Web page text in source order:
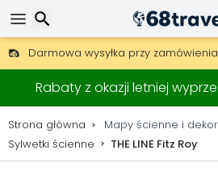
Darmowa wysyłka przy
30 dni na zwrot, 90 dni na
Oryginalny producent map i
Rabaty z okazji letniej
Strona główna
Mapy ścienne i
Sylwetki ścienne
THE LINE Fitz Roy
Wyszukaj